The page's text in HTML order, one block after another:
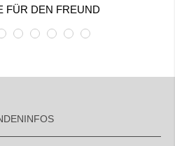
FÜR DEN FREUND